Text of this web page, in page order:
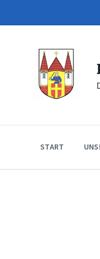
content
main
footer
START